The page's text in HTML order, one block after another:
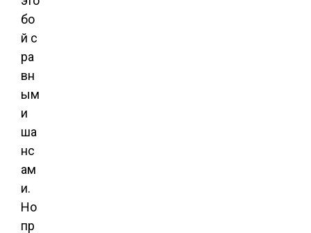
бо
й с
ра
вн
ым
и
ша
нс
ам
и.
Но
пр